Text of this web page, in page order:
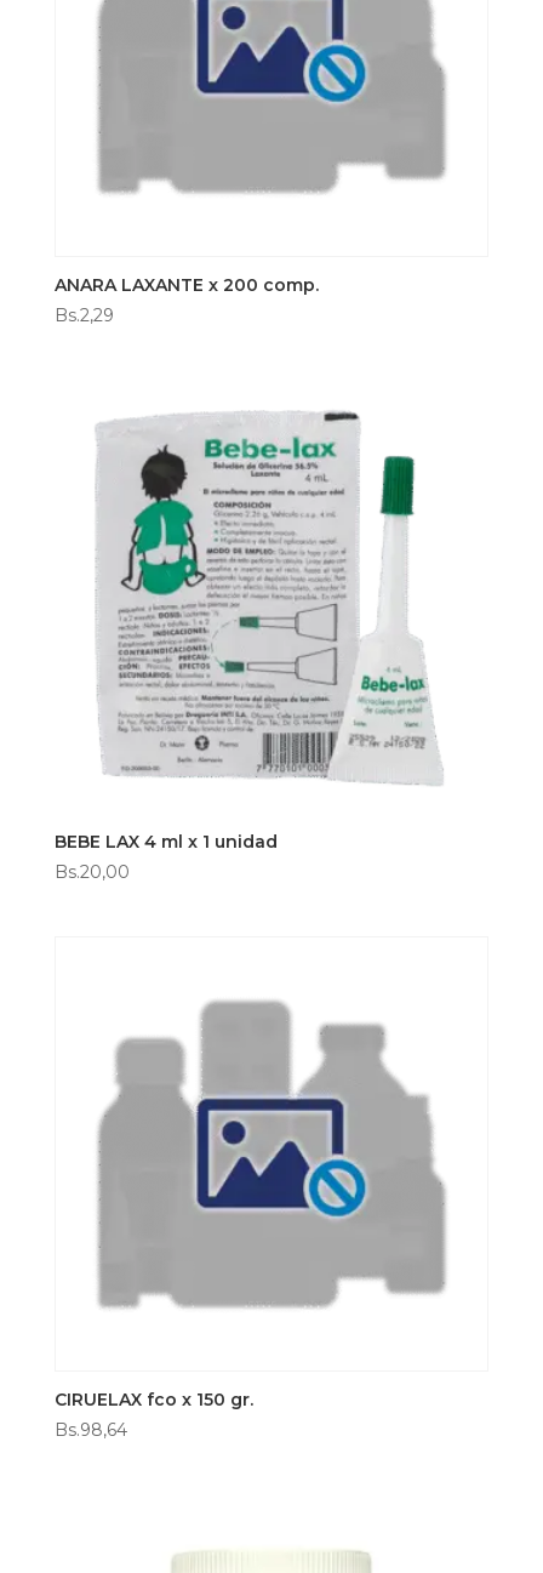
ANARA LAXANTE x 200 comp.
Bs.2,29
BEBE LAX 4 ml x 1 unidad
Bs.20,00
CIRUELAX fco x 150 gr.
Bs.98,64